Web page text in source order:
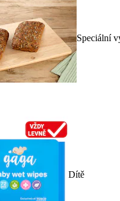
Speciální
Dítě